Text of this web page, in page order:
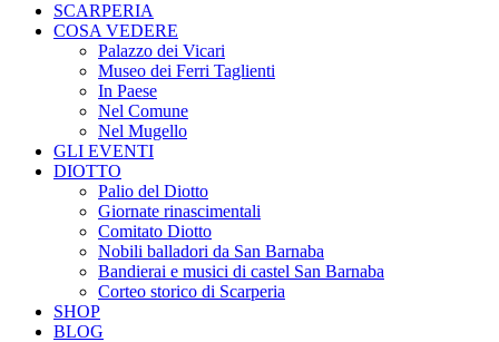
SCARPERIA
COSA VEDERE
Palazzo dei Vicari
Museo dei Ferri Taglienti
In Paese
Nel Comune
Nel Mugello
GLI EVENTI
DIOTTO
Palio del Diotto
Giornate rinascimentali
Comitato Diotto
Nobili balladori da San Barnaba
Bandierai e musici di castel San Barnaba
Corteo storico di Scarperia
SHOP
BLOG